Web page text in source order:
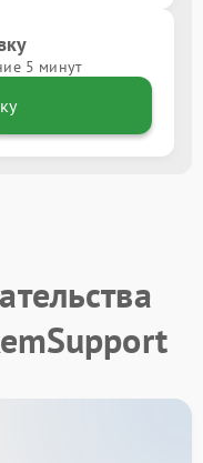
5 минут